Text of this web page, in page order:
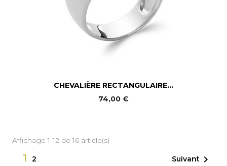
CHEVALIÈRE RECTANGULAIRE...
74,00 €
Affichage 1-12 de 16 article(s)
1 2 Suivant 